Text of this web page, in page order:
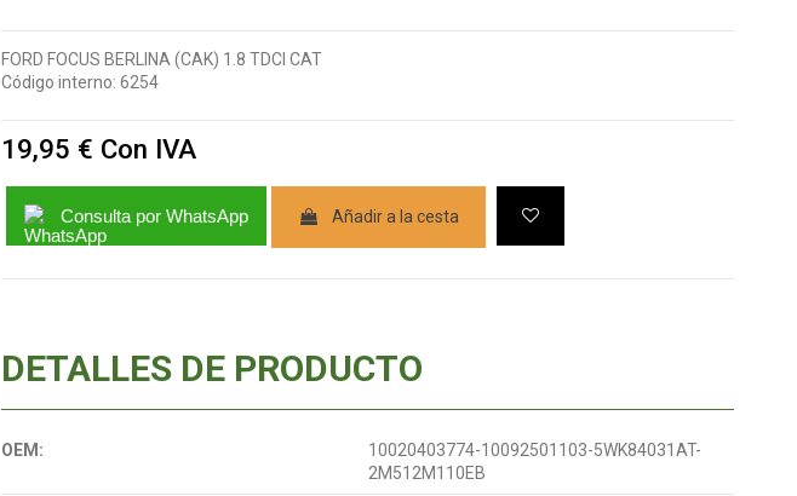
FORD FOCUS BERLINA (CAK) 1.8 TDCI CAT
Código interno: 6254
19,95 € Con IVA
Consulta por WhatsApp Añadir a la cesta
DETALLES DE PRODUCTO
OEM:
10020403774-10092501103-5WK84031AT-
2M512M110EB